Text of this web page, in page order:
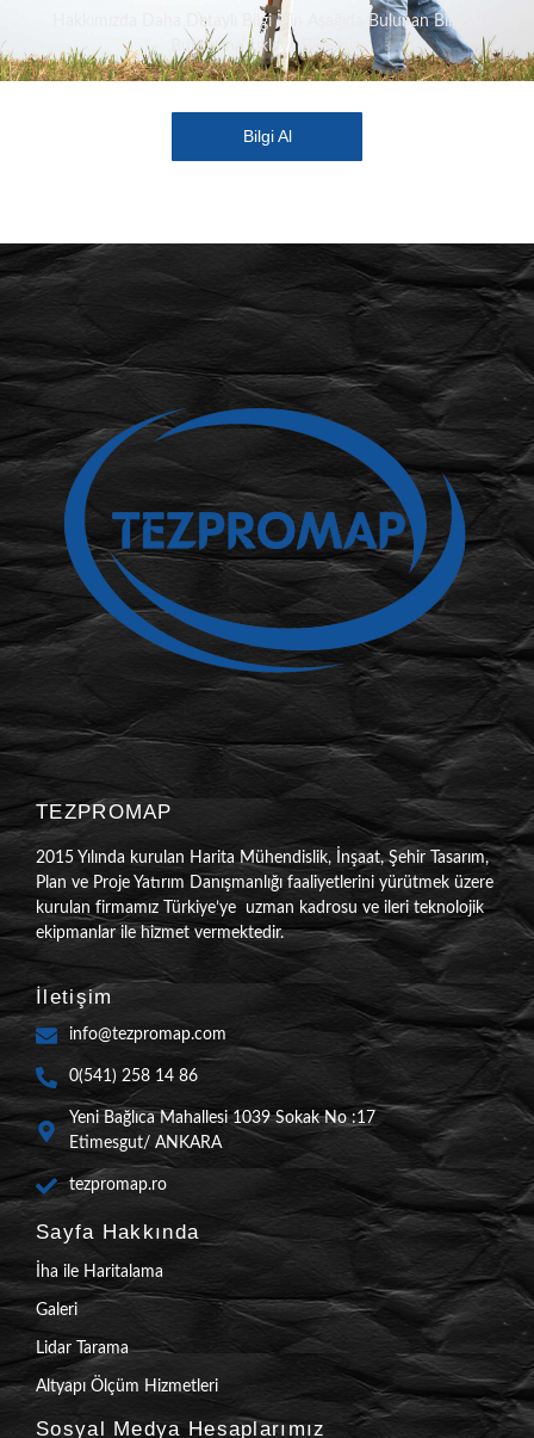
Hakkımızda Daha Detaylı Bilgi İçin Aşağıda Bulunan Bilgi Al
Butonuna Tıklaya Bilirsiniz.
Bilgi Al
TEZPROMAP
2015 Yılında kurulan Harita Mühendislik, İnşaat, Şehir Tasarım,
Plan ve Proje Yatırım Danışmanlığı faaliyetlerini yürütmek üzere
kurulan firmamız Türkiye’ye uzman kadrosu ve ileri teknolojik
ekipmanlar ile hizmet vermektedir.
İletişim
info@tezpromap.com
0(541) 258 14 86
Yeni Bağlıca Mahallesi 1039 Sokak No :17
Etimesgut/ ANKARA
tezpromap.ro
Sayfa Hakkında
İha ile Haritalama
Galeri
Lidar Tarama
Altyapı Ölçüm Hizmetleri
Sosyal Medya Hesaplarımız